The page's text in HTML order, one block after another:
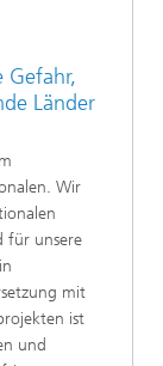
Gefahr,
Länder
Wir
für unsere
mit
ist
und